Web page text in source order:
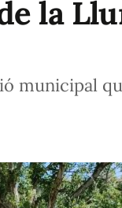
la
municipal